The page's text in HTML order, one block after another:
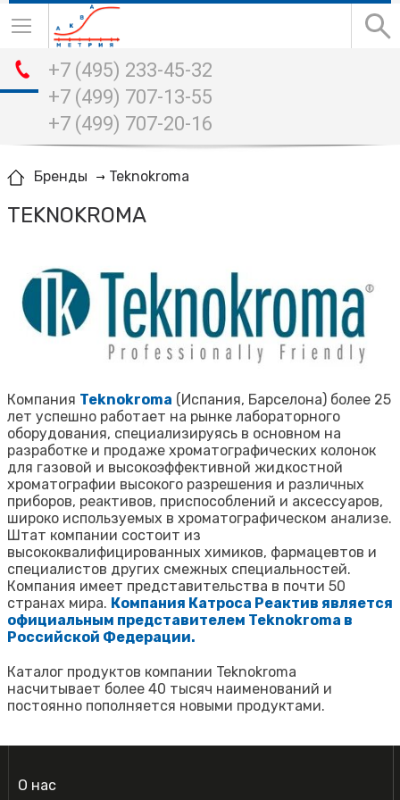
+7 (495) 233-45-32
+7 (499) 707-13-55
+7 (499) 707-20-16
Бренды Teknokroma
TEKNOKROMA
Компания Teknokroma (Испания, Барселона) более 25
лет успешно работает на рынке лабораторного
оборудования, специализируясь в основном на
разработке и продаже хроматографических колонок
для газовой и высокоэффективной жидкостной
хроматографии высокого разрешения и различных
приборов, реактивов, приспособлений и аксессуаров,
широко используемых в хроматографическом анализе.
Штат компании состоит из
высококвалифицированных химиков, фармацевтов и
специалистов других смежных специальностей.
Компания имеет представительства в почти 50
странах мира. Компания Катроса Реактив является
официальным представителем Teknokroma в
Российской Федерации.
Каталог продуктов компании Teknokroma
насчитывает более 40 тысяч наименований и
постоянно пополняется новыми продуктами.
О нас